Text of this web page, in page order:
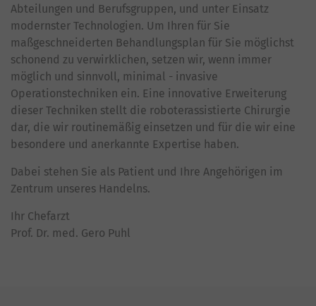
Abteilungen und Berufsgruppen, und unter Einsatz
modernster Technologien. Um Ihren für Sie
maßgeschneiderten Behandlungsplan für Sie möglichst
schonend zu verwirklichen, setzen wir, wenn immer
möglich und sinnvoll, minimal - invasive
Operationstechniken ein. Eine innovative Erweiterung
dieser Techniken stellt die roboterassistierte Chirurgie
dar, die wir routinemäßig einsetzen und für die wir eine
besondere und anerkannte Expertise haben.
Dabei stehen Sie als Patient und Ihre Angehörigen im
Zentrum unseres Handelns.
Ihr Chefarzt
Prof. Dr. med. Gero Puhl